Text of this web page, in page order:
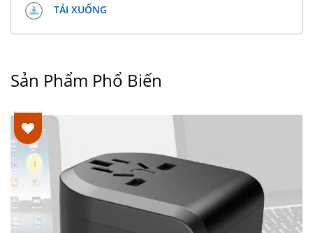
TẢI XUỐNG
Sản Phẩm Phổ Biến